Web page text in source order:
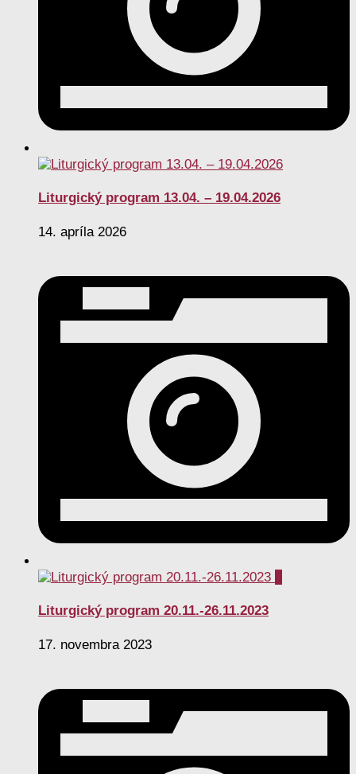
Liturgický program 13.04. – 19.04.2026
14. apríla 2026
Liturgický program 20.11.-26.11.2023
17. novembra 2023